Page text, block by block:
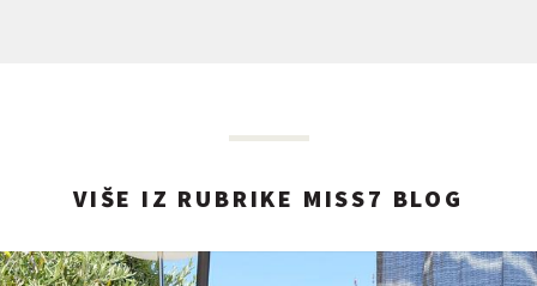
VIŠE IZ RUBRIKE MISS7 BLOG